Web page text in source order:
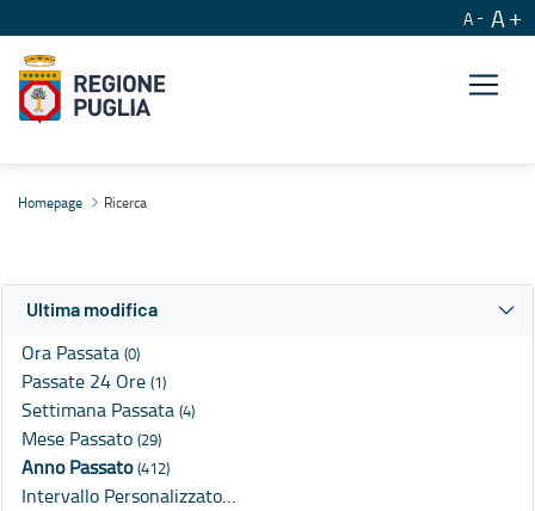
A A
Homepage Ricerca
Ultima modifica
Ora Passata (0)
Passate 24 Ore (1)
Settimana Passata (4)
Mese Passato (29)
Anno Passato(412)
Intervallo Personalizzato…